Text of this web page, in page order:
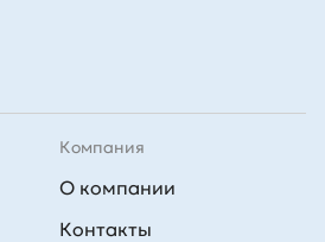
Компания
О компании
Контакты